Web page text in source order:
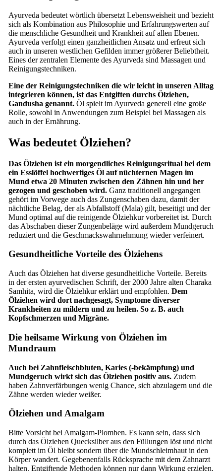
Ayurveda bedeutet wörtlich übersetzt Lebensweisheit und bezieht
sich als Kombination aus Philosophie und Erfahrungswerten auf
die menschliche Gesundheit und Krankheit auf allen Ebenen.
Ayurveda verfolgt einen ganzheitlichen Ansatz und erfreut sich
auch in unseren westlichen Gefilden immer größerer Beliebtheit.
Eines der zentralen Elemente des Ayurveda sind Massagen und
Reinigungstechniken.
Eine der Reinigungstechniken die wir leicht in unseren Alltag
integrieren können, ist das Entgiften durchs Ölziehen,
Gandusha genannt.Öl spielt im Ayurveda generell eine große
Rolle, sowohl in Anwendungen zum Beispiel bei Massagen als
auch in der Ernährung.
Was bedeutet Ölziehen?
Das Ölziehen ist ein morgendliches Reinigungsritual bei dem
ein Esslöffel hochwertiges Öl auf nüchternen Magen im
Mund etwa 20 Minuten zwischen den Zähnen hin und her
gezogen und geschoben wird.Ganz traditionell angegangen
gehört im Vorwege auch das Zungenschaben dazu, damit der
nächtliche Belag, der als Abfallstoff (Mala) gilt, beseitigt und der
Mund optimal auf die reinigende Ölziehkur vorbereitet ist. Durch
das Abschaben dieser Zungenbeläge wird außerdem Mundgeruch
reduziert und die Geschmackswahrnehmung wieder verfeinert.
Gesundheitliche Vorteile des Ölziehens
Auch das Ölziehen hat diverse gesundheitliche Vorteile. Bereits
in der ersten ayurvedischen Schrift, der 2000 Jahre alten Charaka
Samhita, wird die Ölziehkur erklärt und empfohlen. Dem
Ölziehen wird dort nachgesagt, Symptome diverser
Krankheiten zu mildern und zu heilen. So z. B. auch
Kopfschmerzen und Migräne.
Die heilsame Wirkung von Ölziehen im
Mundraum
Auch bei Zahnfleischbluten, Karies (-bekämpfung) und
Mundgeruch wirkt sich das Ölziehen positiv aus.Zudem
haben Zahnverfärbungen wenig Chance, sich abzulagern und die
Zähne werden wieder weißer.
Ölziehen und Amalgam
Bitte Vorsicht bei Amalgam-Plomben. Es kann sein, dass sich
durch das Ölziehen Quecksilber aus den Füllungen löst und nicht
komplett im Öl bleibt sondern über die Mundschleimhaut in den
Körper wandert. Gegebenenfalls Rücksprache mit dem Zahnarzt
halten. Entgiftende Methoden können nur dann Wirkung erzielen,